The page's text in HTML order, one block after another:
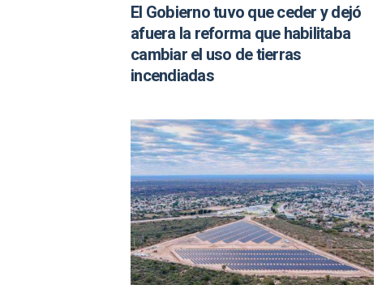
El Gobierno tuvo que ceder y dejó
afuera la reforma que habilitaba
cambiar el uso de tierras
incendiadas